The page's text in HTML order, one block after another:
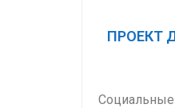
ПРОЕКТ
Социальные